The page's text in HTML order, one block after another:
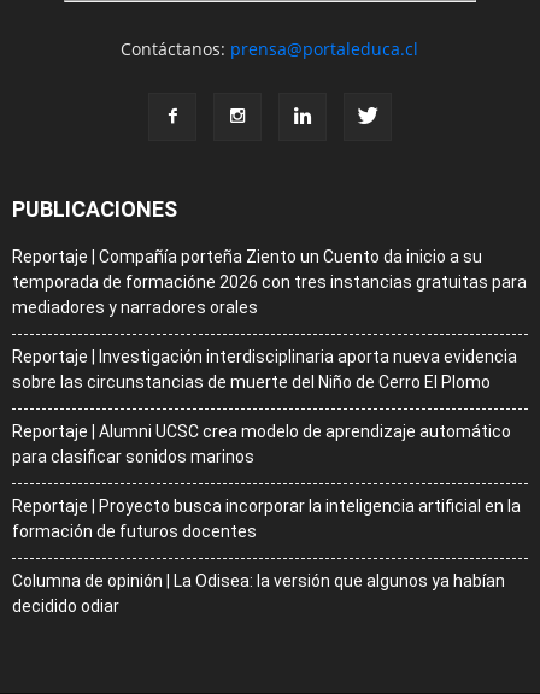
Contáctanos: prensa@portaleduca.cl
PUBLICACIONES
Reportaje | Compañía porteña Ziento un Cuento da inicio a su
temporada de formacióne 2026 con tres instancias gratuitas para
mediadores y narradores orales
Reportaje | Investigación interdisciplinaria aporta nueva evidencia
sobre las circunstancias de muerte del Niño de Cerro El Plomo
Reportaje | Alumni UCSC crea modelo de aprendizaje automático
para clasificar sonidos marinos
Reportaje | Proyecto busca incorporar la inteligencia artificial en la
formación de futuros docentes
Columna de opinión | La Odisea: la versión que algunos ya habían
decidido odiar